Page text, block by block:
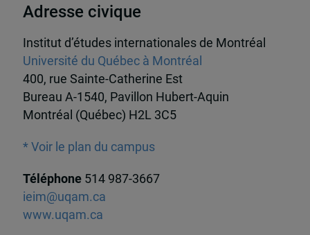
Adresse civique
Institut d’études internationales de Montréal
Université du Québec à Montréal
400, rue Sainte-Catherine Est
Bureau A-1540, Pavillon Hubert-Aquin
Montréal (Québec) H2L 3C5
* Voir le plan du campus
Téléphone 514 987-3667
ieim@uqam.ca
www.uqam.ca